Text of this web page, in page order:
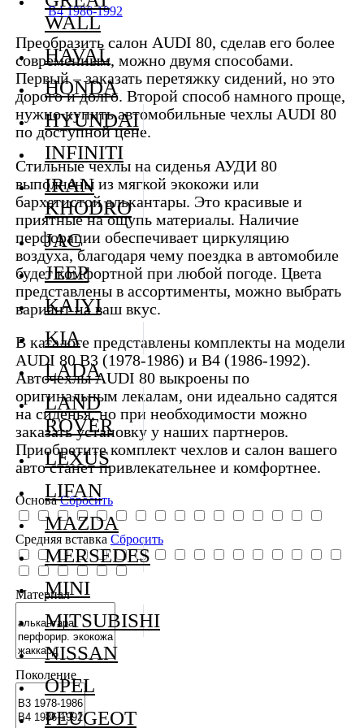
В4 1986-1992
Преобразить салон AUDI 80, сделав его более
современным, можно двумя способами.
Первый – заказать перетяжку сидений, но это
дорого и долго. Второй способ намного проще,
нужно купить автомобильные чехлы AUDI 80
по доступной цене.
Стильные чехлы на сиденья АУДИ 80
выполнены из мягкой экокожи или
бархатистой алькантары. Это красивые и
приятные на ощупь материалы. Наличие
перфорации обеспечивает циркуляцию
воздуха, благодаря чему поездка в автомобиле
будет комфортной при любой погоде. Цвета
представлены в ассортименты, можно выбрать
вариант на ваш вкус.
В каталоге представлены комплекты на модели
AUDI 80 B3 (1978-1986) и B4 (1986-1992).
Авточехлы AUDI 80 выкроены по
оригинальным лекалам, они идеально садятся
на сиденья, но при необходимости можно
заказать установку у наших партнеров.
Приобретите комплект чехлов и салон вашего
авто станет привлекательнее и комфортнее.
ОсноваСбросить
Средняя вставка Сбросить
Материал
Поколение
WALL
HAVAL
HONDA
HYUNDAI
INFINITI
IRAN
KHODRO
JAC
JEEP
KAIYI
KIA
LADA
LAND
ROVER
LEXUS
LIFAN
MAZDA
MERSEDES
MINI
MITSUBISHI
NISSAN
OPEL
PEUGEOT